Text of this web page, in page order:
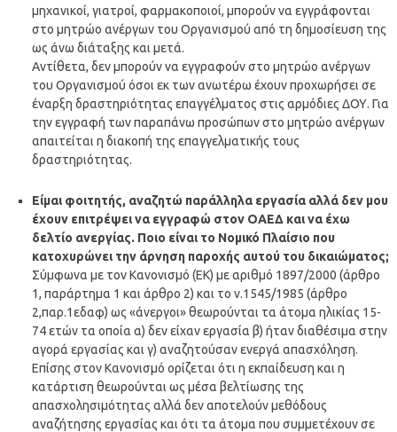
μηχανικοί, γιατροί, φαρμακοποιοί, μπορούν να εγγράφονται
στο μητρώο ανέργων του Οργανισμού από τη δημοσίευση της
ως άνω διάταξης και μετά.
Αντίθετα, δεν μπορούν να εγγραφούν στο μητρώο ανέργων
του Οργανισμού όσοι εκ των ανωτέρω έχουν προχωρήσει σε
έναρξη δραστηριότητας επαγγέλματος στις αρμόδιες ΔΟΥ. Για
την εγγραφή των παραπάνω προσώπων στο μητρώο ανέργων
απαιτείται η διακοπή της επαγγελματικής τους
δραστηριότητας.
Είμαι φοιτητής, αναζητώ παράλληλα εργασία αλλά δεν μου
έχουν επιτρέψει να εγγραφώ στον ΟΑΕΔ και να έχω
δελτίο ανεργίας. Ποιο είναι το Νομικό Πλαίσιο που
κατοχυρώνει την άρνηση παροχής αυτού του δικαιώματος;
Σύμφωνα με τον Κανονισμό (ΕΚ) με αριθμό 1897/2000 (άρθρο
1, παράρτημα 1 και άρθρο 2) και το ν.1545/1985 (άρθρο
2,παρ.1εδαφ) ως «άνεργοι» θεωρούνται τα άτομα ηλικίας 15-
74 ετών τα οποία α) δεν είχαν εργασία β) ήταν διαθέσιμα στην
αγορά εργασίας και γ) αναζητούσαν ενεργά απασχόληση.
Επίσης στον Κανονισμό ορίζεται ότι η εκπαίδευση και η
κατάρτιση θεωρούνται ως μέσα βελτίωσης της
απασχολησιμότητας αλλά δεν αποτελούν μεθόδους
αναζήτησης εργασίας και ότι τα άτομα που συμμετέχουν σε